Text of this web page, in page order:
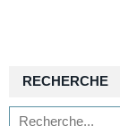
RECHERCHE